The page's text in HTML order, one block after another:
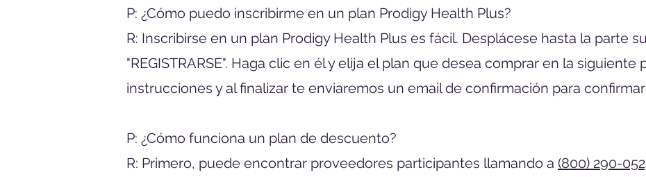
P: ¿Cómo puedo inscribirme en un plan Prodigy Health Plus?
R: Inscribirse en un plan Prodigy Health Plus es fácil. Desplácese hasta la parte
"REGISTRARSE". Haga clic en él y elija el plan que desea comprar en la siguiente
instrucciones y al finalizar te enviaremos un email de confirmación para
P: ¿Cómo funciona un plan de descuento?
R: Primero, puede encontrar proveedores participantes llamando a (800) 290-